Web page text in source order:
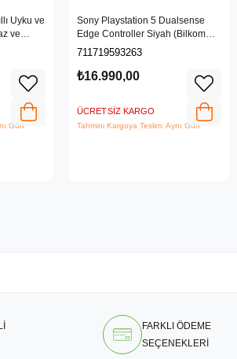
Uyku ve
ve
Gün
Sony Playstation 5 Dualsense
Edge Controller Siyah (Bilkom
Garantili)
711719593263
₺16.990,00
ÜCRETSIZ KARGO
Tahmini Kargoya Teslim: Aynı Gün
FARKLI ÖDEME
SEÇENEKLERİ